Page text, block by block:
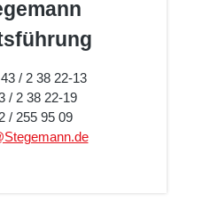
/ 2 38 22-13
/ 2 38 22-19
/ 255 95 09